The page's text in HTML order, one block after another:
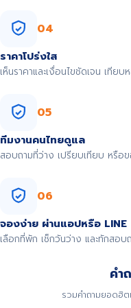
04
ราคาโปร่งใส
เห็นราคาและเงื่อนไขชัดเจน เที
05
ทีมงานคนไทยดูแล
สอบถามที่ว่าง เปรียบเทียบ หรือ
06
จองง่าย ผ่านแอปหรือ LINE
เลือกที่พัก เช็กวันว่าง และทักสอ
คำ
รวมคำถามยอดฮิ